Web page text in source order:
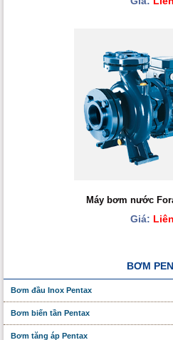
Máy bơm nước
Giá:
BƠM
Bơm đầu Inox Pentax
Bơm biến tần Pentax
Bơm tăng áp Pentax